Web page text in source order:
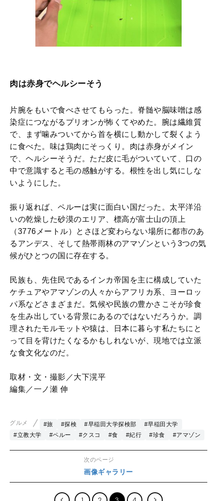
肉は赤身でヘルシーそう
片腕をもいで食べさせてもらった。脊髄や脳味噌は感
染症につながるプリオンが怖くてやめた。腕は繊維質
で、まず噛みついてから首を横にし動かして裂くよう
に食べた。味は鶏肉にそっくり。肉は赤身がメイン
で、ヘルシーそうだ。ただ皮に毛がついていて、口の
中で意識すると毛の感触がする。根性を出し気にしな
いようにした。
振り返れば、ペルーは実に面白い国だった。太平洋沿
いの乾燥した砂漠のエリア、標高が富士山の頂上
（3776メートル）とさほど変わらない場所に都市のあ
るアンデス、そして熱帯雨林のアマゾンという3つの気
候がひとつの国に存在する。
民族も、先住民であるインカ帝国を主に構成していた
ケチュアやアマゾンの人々からアフリカ系、ヨーロッ
パ系などさまざまだ。気候や民族の豊かさこそが珍食
を生み出している背景にあるのではないだろうか。調
理されたモルモットや猿は、日本に暮らす私たちにと
って目を背けたくなるかもしれないが、現地では立派
な食文化なのだ。
取材・文・撮影／大下滉平
編集／一ノ瀬 伸
グルメ #旅 #探検 #早稲田大学探検部
#早稲田大学
#立教大学
#ペルー #クスコ #食 #紀行 #珍食 #アマゾン
次のページ
画像ギャラリー